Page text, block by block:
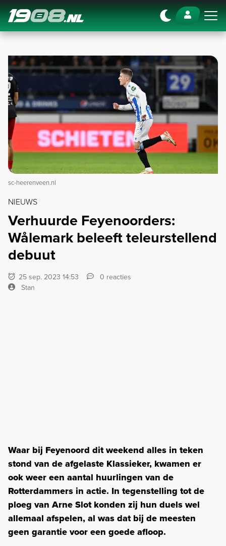
Navigation
sc-heerenveen.nl
NIEUWS
Verhuurde Feyenoorders:
Wålemark beleeft teleurstellend
debuut
25 sep. 2023 14:53
0 reacties
Stan
Waar bij Feyenoord dit weekend alles in teken
stond van de afgelaste Klassieker, kwamen er
ook weer een aantal huurlingen van de
Rotterdammers in actie. In tegenstelling tot de
ploeg van Arne Slot konden zij hun duels wel
allemaal afspelen, al was dat bij de meesten
geen garantie voor een goede afloop.